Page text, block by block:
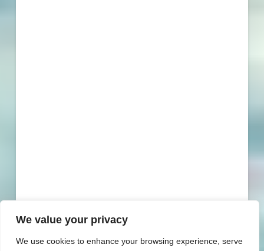
We value your privacy
We use cookies to enhance your browsing experience, serve